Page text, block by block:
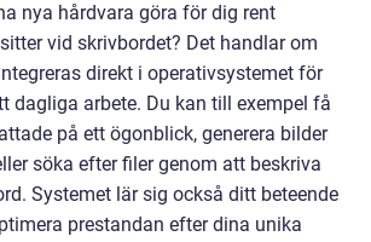
nya hårdvara göra för dig rent
vid skrivbordet? Det handlar om
direkt i operativsystemet för
dagliga arbete. Du kan till exempel få
på ett ögonblick, generera bilder
söka efter filer genom att beskriva
Systemet lär sig också ditt beteende
prestandan efter dina unika